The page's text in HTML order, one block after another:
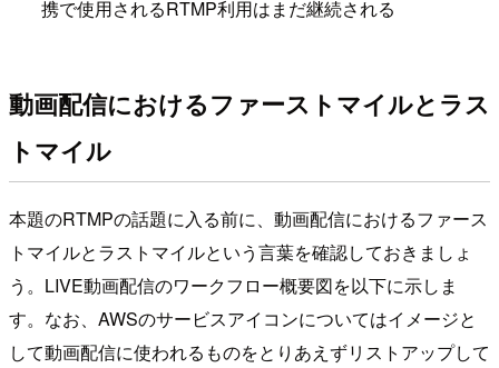
携で使用されるRTMP利用はまだ継続される
動画配信におけるファーストマイルとラス
トマイル
本題のRTMPの話題に入る前に、動画配信におけるファース
トマイルとラストマイルという言葉を確認しておきましょ
う。LIVE動画配信のワークフロー概要図を以下に示しま
す。なお、AWSのサービスアイコンについてはイメージと
して動画配信に使われるものをとりあえずリストアップして